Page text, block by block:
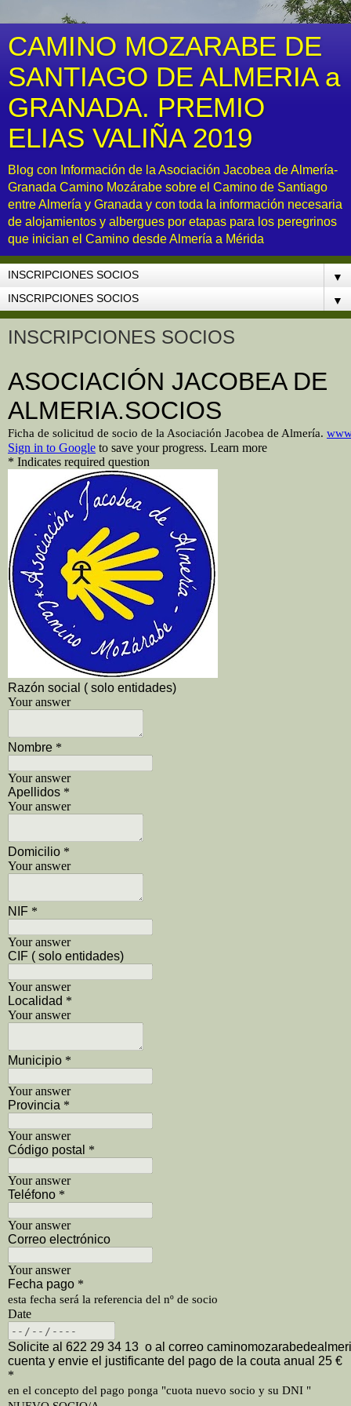
CAMINO MOZARABE DE
SANTIAGO DE ALMERIA a
GRANADA. PREMIO
ELIAS VALIÑA 2019
Blog con Información de la Asociación Jacobea de Almería-
Granada Camino Mozárabe sobre el Camino de Santiago
entre Almería y Granada y con toda la información necesaria
de alojamientos y albergues por etapas para los peregrinos
que inician el Camino desde Almería a Mérida
▼
▼
INSCRIPCIONES SOCIOS